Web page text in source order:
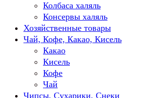
Колбаса халяль
Консервы халяль
Хозяйственные товары
Чай, Кофе, Какао, Кисель
Какао
Кисель
Кофе
Чай
Чипсы, Сухарики, Снеки